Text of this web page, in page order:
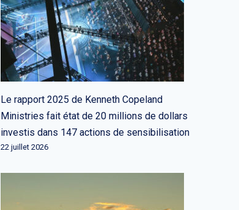
Le rapport 2025 de Kenneth Copeland
Ministries fait état de 20 millions de dollars
investis dans 147 actions de sensibilisation
22 juillet 2026